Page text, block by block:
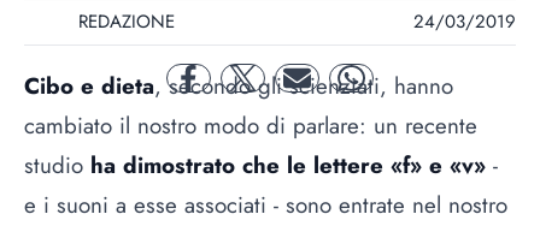
REDAZIONE 24/03/2019
facebooktwitter mail whatsapp
Cibo e dieta, secondo gli scienziati, hanno
cambiato il nostro modo di parlare: un recente
studio ha dimostrato che le lettere «f» e «v» -
e i suoni a esse associati - sono entrate nel nostro